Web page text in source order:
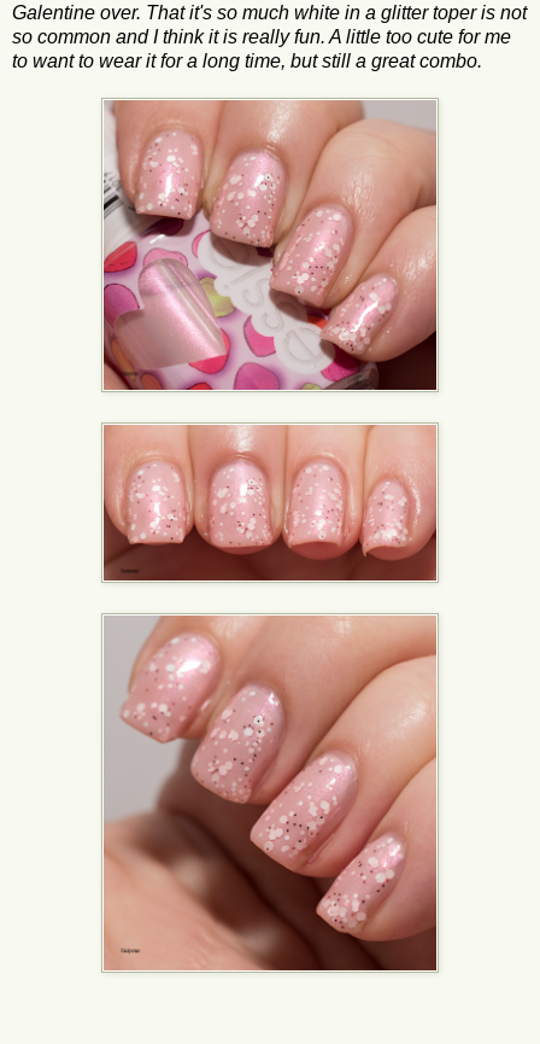
Galentine over. That it's so much white in a glitter toper is not
so common and I think it is really fun. A little too cute for me
to want to wear it for a long time, but still a great combo.